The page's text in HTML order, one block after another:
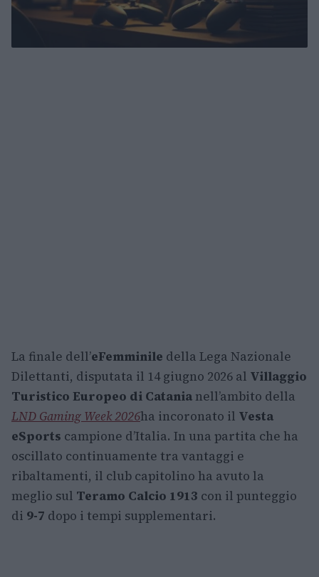
La finale dell’eFemminile della Lega Nazionale
Dilettanti, disputata il 14 giugno 2026 al Villaggio
Turistico Europeo di Catania nell’ambito della
LND Gaming Week 2026ha incoronato il Vesta
eSports campione d’Italia. In una partita che ha
oscillato continuamente tra vantaggi e
ribaltamenti, il club capitolino ha avuto la
meglio sul Teramo Calcio 1913 con il punteggio
di 9-7 dopo i tempi supplementari.